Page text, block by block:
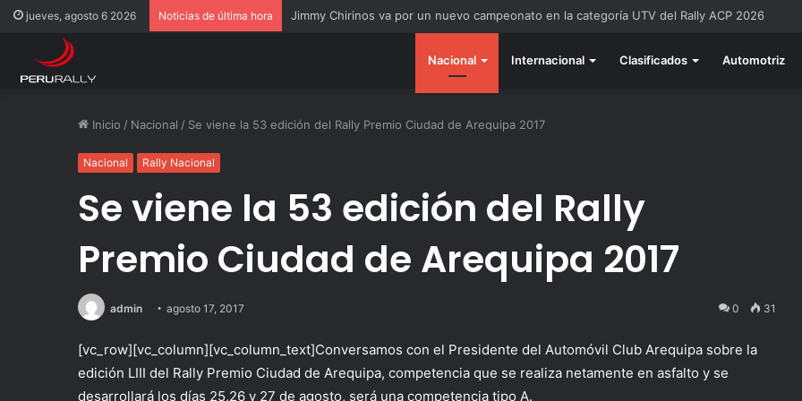
jueves, agosto 6 2026 Noticias de última hora Rally Pisco 2026: todo listo para la gran final del RallyACP
Nacional Internacional Clasificados Automotriz
Inicio / Nacional / Se viene la 53 edición del Rally Premio Ciudad de Arequipa 2017
Nacional Rally Nacional
Se viene la 53 edición del Rally
Premio Ciudad de Arequipa 2017
admin agosto 17, 2017 0 31
[vc_row][vc_column][vc_column_text]Conversamos con el Presidente del Automóvil Club Arequipa sobre la
edición LIII del Rally Premio Ciudad de Arequipa, competencia que se realiza netamente en asfalto y se
desarrollará los días 25,26 y 27 de agosto, será una competencia tipo A.